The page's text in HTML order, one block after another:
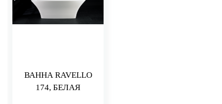
ВАННА RAVELLO
174, БЕЛАЯ